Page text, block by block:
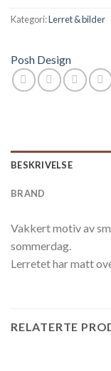
Kategori:Lerret & bilder
Posh Design
BESKRIVELSE
BRAND
Vakkert motiv av
sommerdag.
Lerretet har matt
RELATERTE